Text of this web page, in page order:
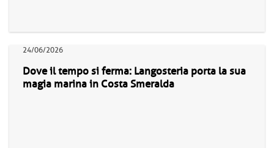
24/06/2026
Dove il tempo si ferma: Langosteria porta la sua
magia marina in Costa Smeralda